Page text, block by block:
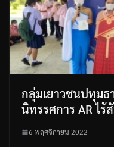
กลุ่มเยาวชนปทุม
นิทรรศการ AR ไร้
6 พฤศจิกายน 2022